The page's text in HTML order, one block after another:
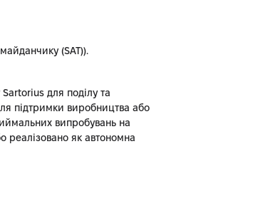
(SAT)).
для поділу та
підтримки виробництва або
випробувань на
реалізовано як автономна